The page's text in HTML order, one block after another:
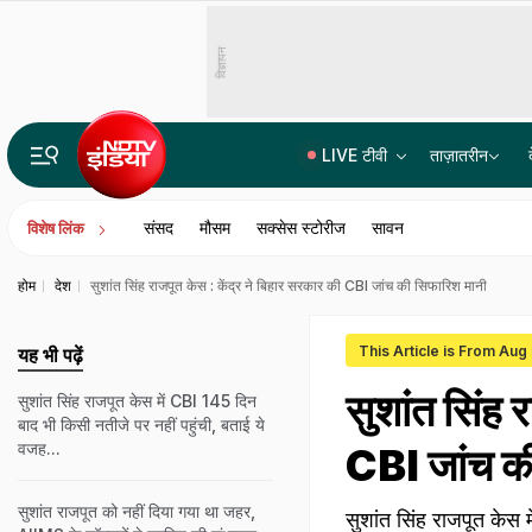
विज्ञापन
LIVE टीवी ताज़ातरीन
विशेष लिंक संसद मौसम सक्सेस स्टोरीज सावन
होम देश सुशांत सिंह राजपूत केस : केंद्र ने बिहार सरकार की CBI जांच की सिफारिश मानी
This Article is From
सुशांत सिंह
CBI जांच
सुशांत सिंह राजपूत केस में
यह भी पढ़ें
सुशांत सिंह राजपूत केस में CBI 145 दिन
बाद भी किसी नतीजे पर नहीं पहुंची, बताई ये
वजह...
सुशांत राजपूत को नहीं दिया गया था जहर,